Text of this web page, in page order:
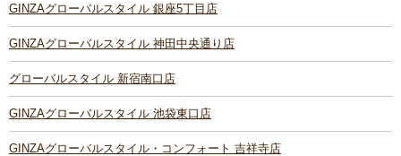
GINZAグローバルスタイル 銀座5丁目店
GINZAグローバルスタイル 神田中央通り店
グローバルスタイル 新宿南口店
GINZAグローバルスタイル 池袋東口店
GINZAグローバルスタイル・コンフォート 吉祥寺店